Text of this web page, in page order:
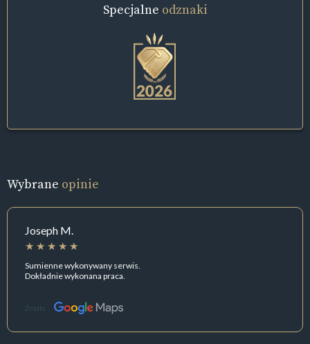
Specjalne odznaki
Wybrane opinie
Joseph M.
Sumienne wykonywany serwis.
Dokładnie wykonana praca.
Źródło: